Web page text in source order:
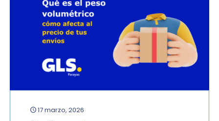
17 marzo, 2026